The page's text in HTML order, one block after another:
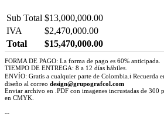
Sub Total $13,000,000.00
IVA
$2,470,000.00
Total
$15,470,000.00
FORMA DE PAGO: La forma de pago es 60% anticipada.
TIEMPO DE ENTREGA: 8 a 12 días hábiles.
ENVÍO: Gratis a cualquier parte de Colombia.ℹ Recuerda
diseño al correo design@grupografcol.com
Enviar archivo en .PDF con imagenes incrustadas de 300
en CMYK.
--